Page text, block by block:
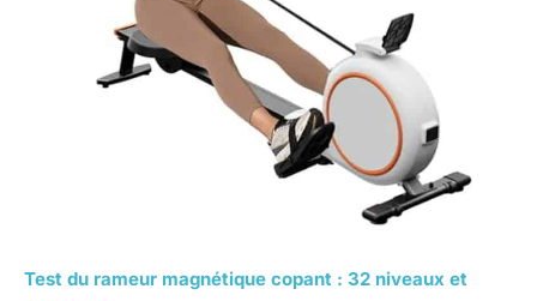
Test du rameur magnétique copant : 32 niveaux et